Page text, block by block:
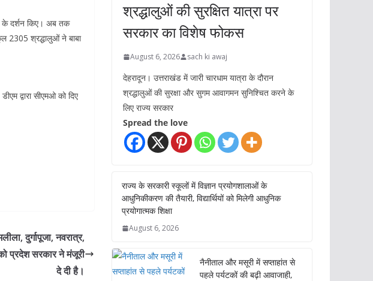
के दर्शन किए। अब तक
2305 श्रद्धालुओं ने बाबा
द्वारा सीएमओ को दिए
दुर्गापूजा, नवरात्र,
प्रदेश सरकार ने मंजूरी
दे दी है।
श्रद्धालुओं की सुरक्षित यात्रा पर
सरकार का विशेष फोकस
August 6, 2026 sach ki awaj
देहरादून। उत्तराखंड में जारी चारधाम यात्रा के दौरान
श्रद्धालुओं की सुरक्षा और सुगम आवागमन सुनिश्चित करने के
लिए राज्य सरकार
Spread the love
राज्य के सरकारी स्कूलों में विज्ञान प्रयोगशालाओं के
आधुनिकीकरण की तैयारी, विद्यार्थियों को मिलेगी आधुनिक
प्रयोगात्मक शिक्षा
August 6, 2026
नैनीताल और मसूरी में सप्ताहांत से
पहले पर्यटकों की बढ़ी आवाजाही,